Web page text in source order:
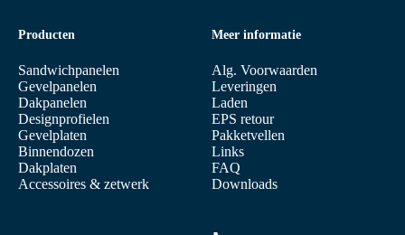
Producten
Sandwichpanelen
Gevelpanelen
Dakpanelen
Designprofielen
Gevelplaten
Binnendozen
Dakplaten
Accessoires & zetwerk
Meer informatie
Alg. Voorwaarden
Leveringen
Laden
EPS retour
Pakketvellen
Links
FAQ
Downloads